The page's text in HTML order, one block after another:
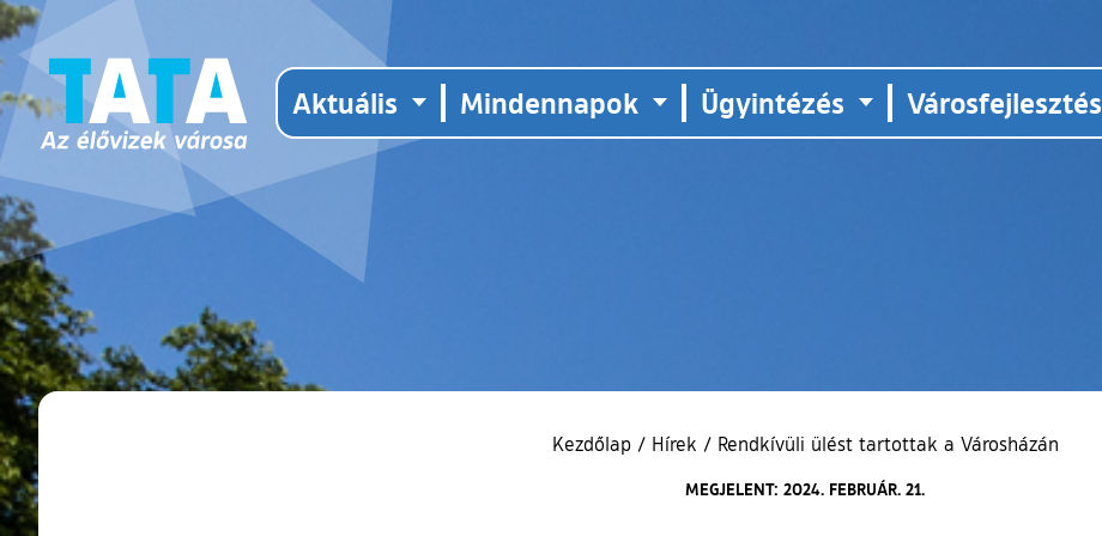
Aktuális Mindennapok Ügyintézés Városfejlesztés
Kezdőlap / Hírek / Rendkívüli ülést tartottak a Városházán
MEGJELENT: 2024. FEBRUÁR. 21.